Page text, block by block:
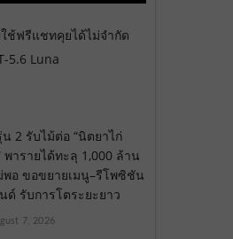
ใช้ฟรีแชทคุยได้ไม่จำกัด
5.6 Luna
น 2 รับไม้ต่อ “นิตยาไก่
พารายได้ทะลุ 1,000 ล้าน
พอ ขอขยายเมนู–รีโพซิชัน
ด์ รับการโตระยะยาว
7, 2026